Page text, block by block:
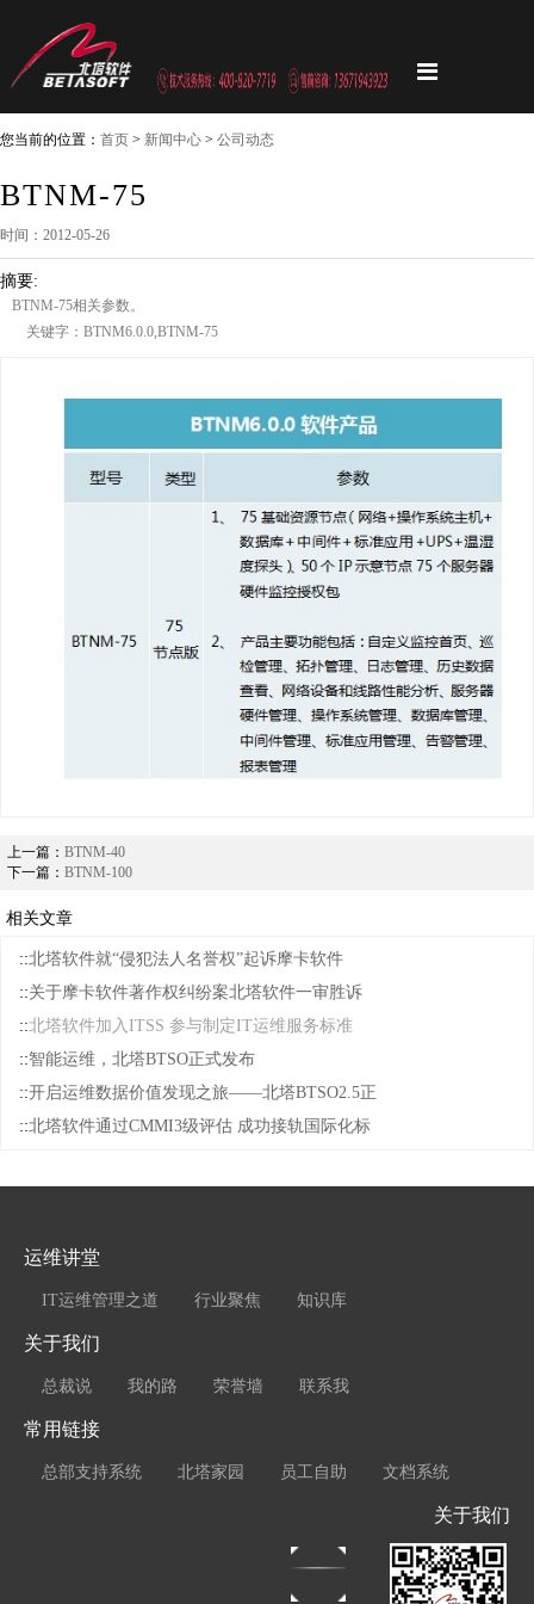
您当前的位置： 首页 > 新闻中心 > 公司动态
BTNM-75
时间：2012-05-26
摘要:
BTNM-75相关参数。
关键字：BTNM6.0.0,BTNM-75
上一篇： BTNM-40
下一篇： BTNM-100
相关文章
::北塔软件就“侵犯法人名誉权”起诉摩卡软件
::关于摩卡软件著作权纠纷案北塔软件一审胜诉
::北塔软件加入ITSS 参与制定IT运维服务标准
::智能运维，北塔BTSO正式发布
::开启运维数据价值发现之旅——北塔BTSO2.5正
::北塔软件通过CMMI3级评估 成功接轨国际化标
运维讲堂
IT运维管理之道 行业聚焦 知识库
关于我们
总裁说 我的路 荣誉墙 联系我
常用链接
总部支持系统 北塔家园 员工自助 文档系统
关于我们